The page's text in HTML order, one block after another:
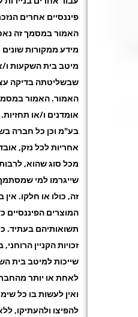
פיננסיים אחרים
האמור במסמך זה
מידע ממקורות שונים
מיטב בית השקעות
שבשליטתה בדיקה
האמור. האמור
אומדנים ו/או
בע"מ וכן כל חברה
אחריות לכל נזק,
מכל סוג שהוא,
שייגרמו למי
זה, כולו או חלקו.
המוצרים הפיננסיים
תשואותיהם בעתיד.
זכויות הקניין
שייכות למיטב בית
לאחת או יותר
ואין לעשות בו כל
להפיצו ולהעתיקו,